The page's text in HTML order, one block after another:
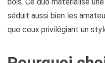
séduit aussi bien les
que ceux privilégiant un